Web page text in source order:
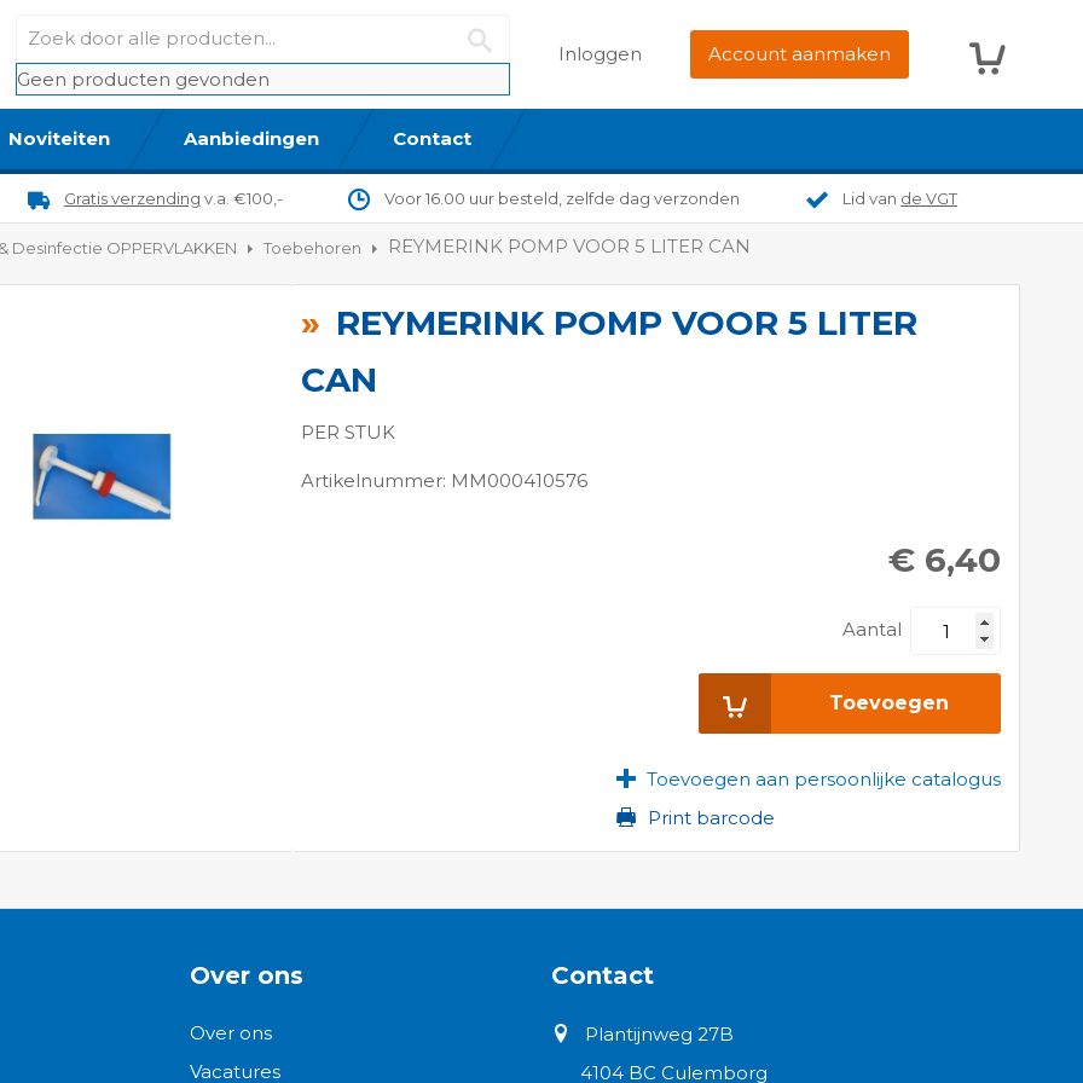
Geen producten gevonden
Inloggen Account aanmaken
Noviteiten Aanbiedingen Contact
Gratis verzending v.a. €100,- Voor 16.00 uur besteld, zelfde dag verzonden Lid van de VGT
Desinfectie OPPERVLAKKEN Toebehoren REYMERINK POMP VOOR 5 LITER CAN
REYMERINK POMP VOOR 5 LITER
CAN
PER STUK
Artikelnummer: MM000410576
€ 6,40
Aantal
Toevoegen
Toevoegen aan persoonlijke catalogus
Print barcode
Over ons
Over ons
Vacatures
Contact
Plantijnweg 27B
4104 BC Culemborg